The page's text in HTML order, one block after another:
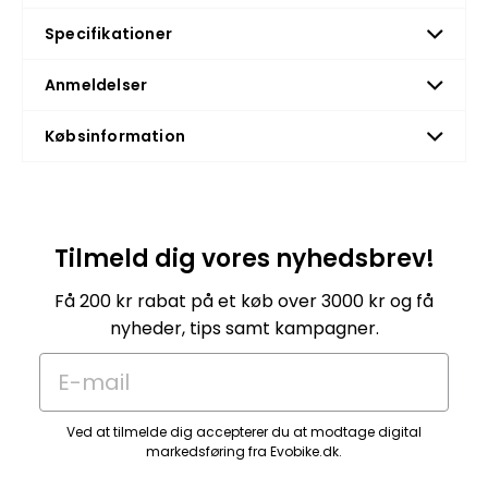
Specifikationer
Anmeldelser
Købsinformation
Tilmeld dig vores nyhedsbrev!
Få 200 kr rabat på et køb over 3000 kr og få
nyheder, tips samt kampagner.
E-mail
Ved at tilmelde dig accepterer du at modtage digital
markedsføring fra Evobike.dk.